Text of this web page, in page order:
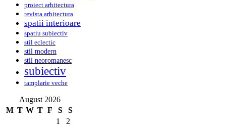
proiect arhitectura
revista arhitectura
spatii interioare
spatiu subiectiv
stil eclectic
stil modern
stil neoromanesc
subiectiv
tamplarie veche
August 2026
M T W T F S
S
1
2